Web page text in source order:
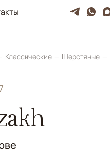
Классические Шерстяные